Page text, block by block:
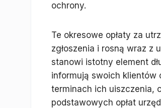
ochrony.
Te okresowe opłaty za
zgłoszenia i rosną wraz z
stanowi istotny element
informują swoich klientów
terminach ich uiszczenia,
podstawowych opłat